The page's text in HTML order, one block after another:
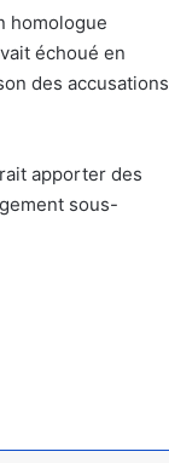
homologue
échoué en
des accusations
apporter des
sous-